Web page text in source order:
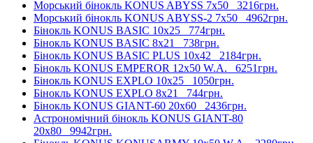
Морський бінокль KONUS ABYSS 7x50 3216грн.
Морський бінокль KONUS ABYSS-2 7x50 4962грн.
Бінокль KONUS BASIC 10x25 774грн.
Бінокль KONUS BASIC 8x21 738грн.
Бінокль KONUS BASIC PLUS 10x42 2184грн.
Бінокль KONUS EMPEROR 12x50 W.A. 6251грн.
Бінокль KONUS EXPLO 10x25 1050грн.
Бінокль KONUS EXPLO 8x21 744грн.
Бінокль KONUS GIANT-60 20x60 2436грн.
Астрономічний бінокль KONUS GIANT-80
20x80 9942грн.